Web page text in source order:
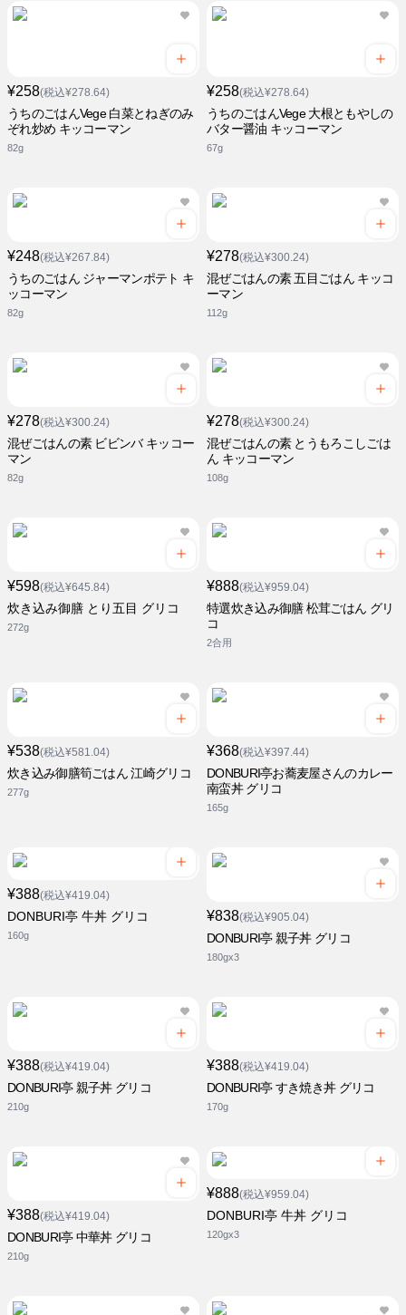
¥258(税込¥278.64)
うちのごはんVege 白菜とねぎのみ
ぞれ炒め キッコーマン
82g
¥258(税込¥278.64)
うちのごはんVege 大根ともやしの
バター醤油 キッコーマン
67g
¥248(税込¥267.84)
うちのごはん ジャーマンポテト キ
ッコーマン
82g
¥278(税込¥300.24)
混ぜごはんの素 五目ごはん キッコ
ーマン
112g
¥278(税込¥300.24)
混ぜごはんの素 ビビンバ キッコー
マン
82g
¥278(税込¥300.24)
混ぜごはんの素 とうもろこしごは
ん キッコーマン
108g
¥598(税込¥645.84)
炊き込み御膳 とり五目 グリコ
272g
¥888(税込¥959.04)
特選炊き込み御膳 松茸ごはん グリ
コ
2合用
¥538(税込¥581.04)
炊き込み御膳筍ごはん 江崎グリコ
277g
¥368(税込¥397.44)
DONBURI亭お蕎麦屋さんのカレー
南蛮丼 グリコ
165g
¥388(税込¥419.04)
DONBURI亭 牛丼 グリコ
160g
¥838(税込¥905.04)
DONBURI亭 親子丼 グリコ
180gx3
¥388(税込¥419.04)
DONBURI亭 親子丼 グリコ
210g
¥388(税込¥419.04)
DONBURI亭 すき焼き丼 グリコ
170g
¥388(税込¥419.04)
DONBURI亭 中華丼 グリコ
210g
¥888(税込¥959.04)
DONBURI亭 牛丼 グリコ
120gx3